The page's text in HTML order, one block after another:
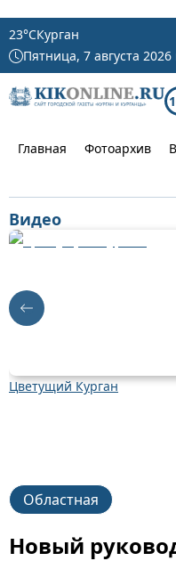
23°CКурган
Пятница, 7 августа 2026
Главная Фотоархив
Видео
Цветущий Курган
Областная
Новый